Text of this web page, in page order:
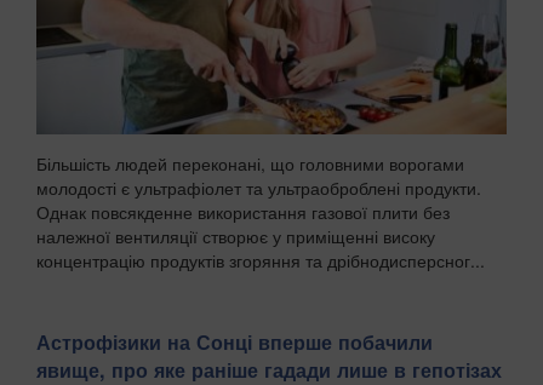
Більшість людей переконані, що головними ворогами
молодості є ультрафіолет та ультраоброблені продукти.
Однак повсякденне використання газової плити без
належної вентиляції створює у приміщенні високу
концентрацію продуктів згоряння та дрібнодисперсног...
Астрофізики на Сонці вперше побачили
явище, про яке раніше гадади лише в гепотізах